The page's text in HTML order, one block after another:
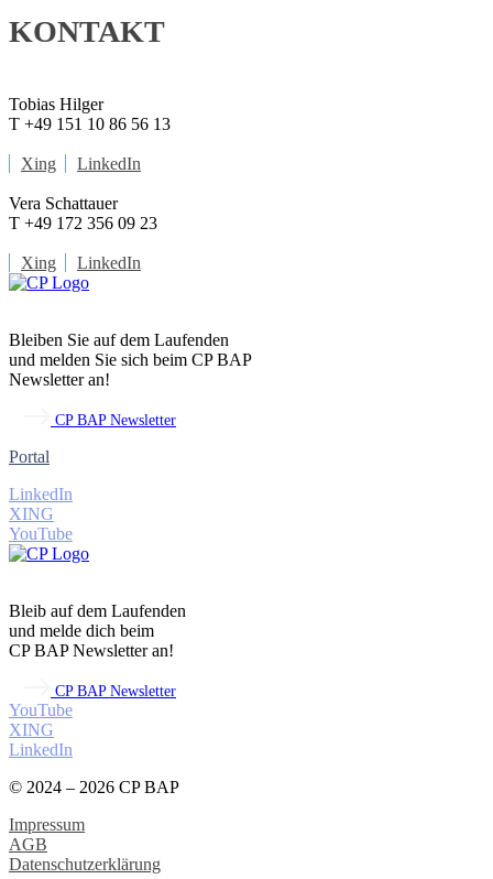
KONTAKT
Tobias Hilger
T +49 151 10 86 56 13
Xing LinkedIn
Vera Schattauer
T +49 172 356 09 23
Xing LinkedIn
Bleiben Sie auf dem Laufenden
und melden Sie sich beim CP BAP
Newsletter an!
CP BAP Newsletter
Portal
LinkedIn
XING
YouTube
Bleib auf dem Laufenden
und melde dich beim
CP BAP Newsletter an!
CP BAP Newsletter
YouTube
XING
LinkedIn
© 2024 – 2026 CP BAP
Impressum
AGB
Datenschutzerklärung